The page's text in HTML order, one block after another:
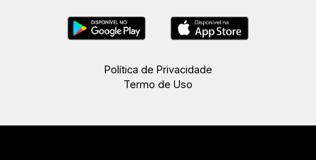
Política de Privacidade
Termo de Uso